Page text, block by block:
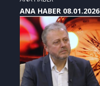
ANA HABER 08.01.2026